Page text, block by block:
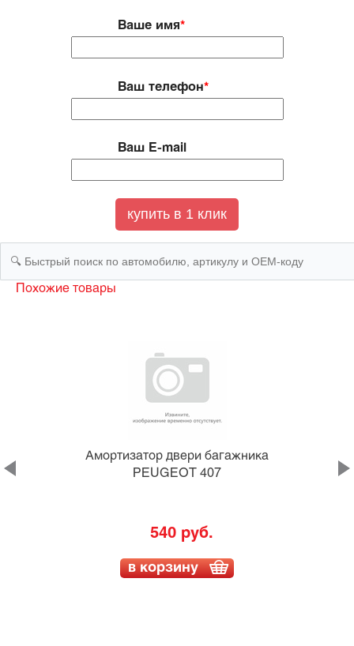
Ваше имя*
Ваш телефон*
Ваш E-mail
Похожие товары
Амортизатор двери багажника
PEUGEOT 407
540 руб.
в корзину